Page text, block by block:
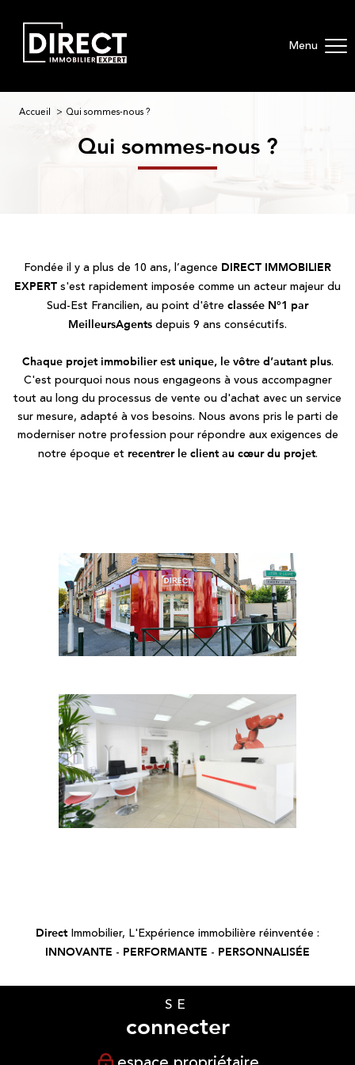
Menu
Accueil Qui sommes-nous ?
qui sommes-nous ?
Fondée il y a plus de 10 ans, l’agence DIRECT IMMOBILIER
EXPERT s'est rapidement imposée comme un acteur majeur du
Sud-Est Francilien, au point d'être classée N°1 par
MeilleursAgents depuis 9 ans consécutifs.
Chaque projet immobilier est unique, le vôtre d’autant plus.
C'est pourquoi nous nous engageons à vous accompagner
tout au long du processus de vente ou d'achat avec un service
sur mesure, adapté à vos besoins. Nous avons pris le parti de
moderniser notre profession pour répondre aux exigences de
notre époque et recentrer le client au cœur du projet.
Direct Immobilier, L'Expérience immobilière réinventée :
INNOVANTE - PERFORMANTE - PERSONNALISÉE
SE
connecter